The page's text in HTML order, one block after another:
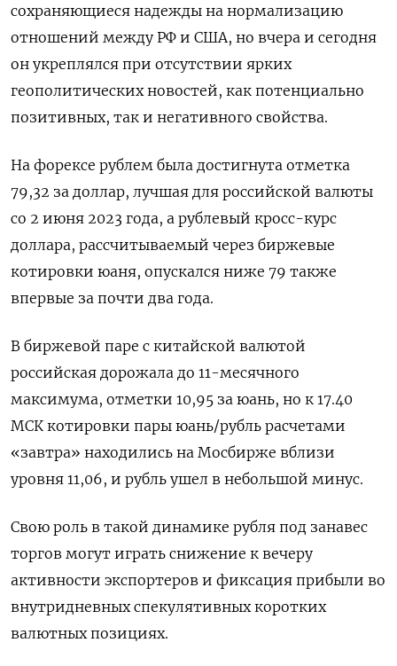
сохраняющиеся надежды на нормализацию
отношений между РФ и США, но вчера и сегодня
он укреплялся при отсутствии ярких
геополитических новостей, как потенциально
позитивных, так и негативного свойства.
На форексе рублем была достигнута отметка
79,32 за доллар, лучшая для российской валюты
со 2 июня 2023 года, а рублевый кросс-курс
доллара, рассчитываемый через биржевые
котировки юаня, опускался ниже 79 также
впервые за почти два года.
В биржевой паре с китайской валютой
российская дорожала до 11-месячного
максимума, отметки 10,95 за юань, но к 17.40
МСК котировки пары юань/рубль расчетами
«завтра» находились на Мосбирже вблизи
уровня 11,06, и рубль ушел в небольшой минус.
Свою роль в такой динамике рубля под занавес
торгов могут играть снижение к вечеру
активности экспортеров и фиксация прибыли во
внутридневных спекулятивных коротких
валютных позициях.